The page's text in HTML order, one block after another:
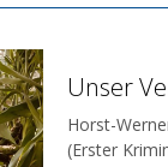
Unser
Horst-
(Erster